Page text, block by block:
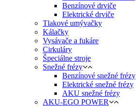
Benzínové drviče
Elektrické drviče
Tlakové umývačky
Kálačky
Vysávače a fukáre
Cirkuláry
Špeciálne stroje
Snežné frézy
Benzínové snežné frézy
Elektrické snežné frézy
AKU snežné frézy
AKU-EGO POWER